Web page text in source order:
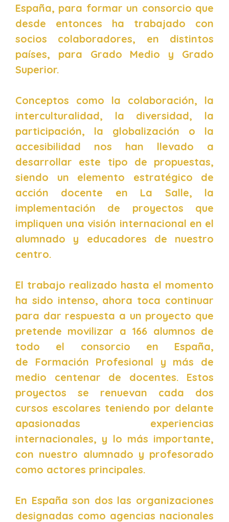
España, para formar un consorcio que
desde entonces ha trabajado con
socios colaboradores, en distintos
países, para Grado Medio y Grado
Superior.
Conceptos como la colaboración, la
interculturalidad, la diversidad, la
participación, la globalización o la
accesibilidad nos han llevado a
desarrollar este tipo de propuestas,
siendo un elemento estratégico de
acción docente en La Salle, la
implementación de proyectos que
impliquen una visión internacional en el
alumnado y educadores de nuestro
centro.
El trabajo realizado hasta el momento
ha sido intenso, ahora toca continuar
para dar respuesta a un proyecto que
pretende movilizar a 166 alumnos de
todo el consorcio en España,
de Formación Profesional y más de
medio centenar de docentes. Estos
proyectos se renuevan cada dos
cursos escolares teniendo por delante
apasionadas experiencias
internacionales, y lo más importante,
con nuestro alumnado y profesorado
como actores principales.
En España son dos las organizaciones
designadas como agencias nacionales